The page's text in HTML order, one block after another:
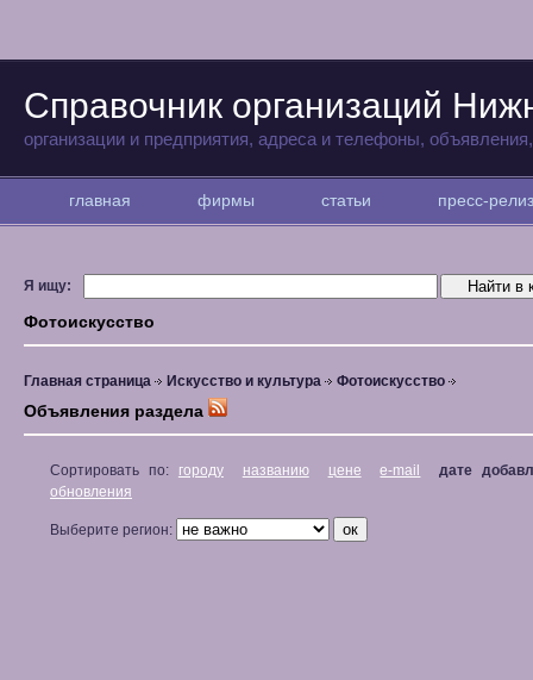
Справочник организаций
организации и предприятия, адреса и телефоны,
главная фирмы статьи пресс-
Я ищу:
Фотоискусство
Главная страница Искусство и культура Фотоискусство
Объявления раздела
Сортировать по: городу названию цене e-mail
дате
обновления
Выберите регион: